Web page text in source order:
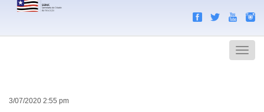
Menu
3/07/2020 2:55 pm